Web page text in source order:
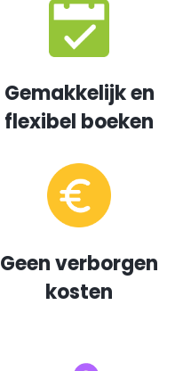
Gemakkelijk en
flexibel boeken
Geen verborgen
kosten